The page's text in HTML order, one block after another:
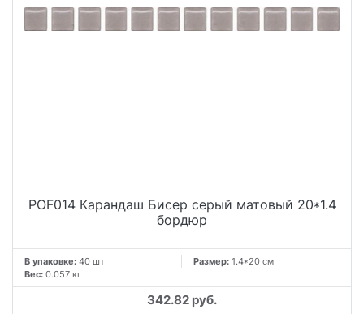
POF014 Карандаш Бисер серый матовый 20*1.4
бордюр
В упаковке: 40 шт Размер: 1.4*20 см
Вес: 0.057 кг
342.82 руб.